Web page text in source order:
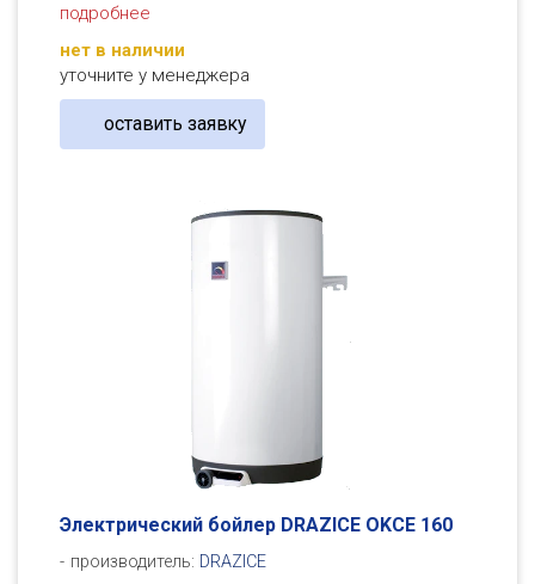
подробнее
нет в наличии
уточните у менеджера
оставить заявку
Электрический бойлер DRAZICE OKСE 160
производитель: DRAZICE